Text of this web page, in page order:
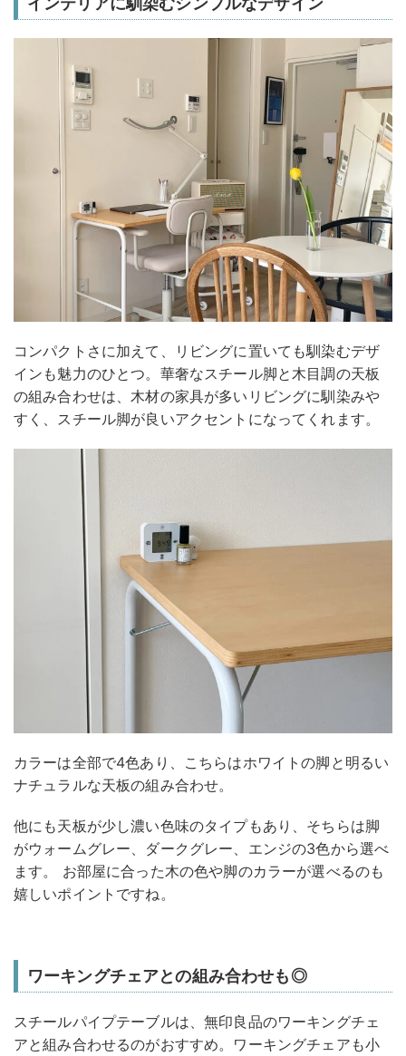
コンパクトさに加えて、リビングに置いても馴染むデザ
インも魅力のひとつ。華奢なスチール脚と木目調の天板
の組み合わせは、木材の家具が多いリビングに馴染みや
すく、スチール脚が良いアクセントになってくれます。
カラーは全部で4色あり、こちらはホワイトの脚と明るい
ナチュラルな天板の組み合わせ。
他にも天板が少し濃い色味のタイプもあり、そちらは脚
がウォームグレー、ダークグレー、エンジの3色から選べ
ます。 お部屋に合った木の色や脚のカラーが選べるのも
嬉しいポイントですね。
ワーキングチェアとの組み合わせも◎
スチールパイプテーブルは、無印良品のワーキングチェ
アと組み合わせるのがおすすめ。ワーキングチェアも小